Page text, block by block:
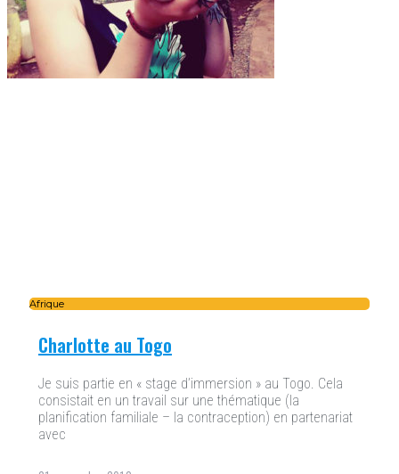
Afrique
Charlotte au Togo
Je suis partie en « stage d’immersion » au Togo. Cela
consistait en un travail sur une thématique (la
planification familiale – la contraception) en partenariat
avec